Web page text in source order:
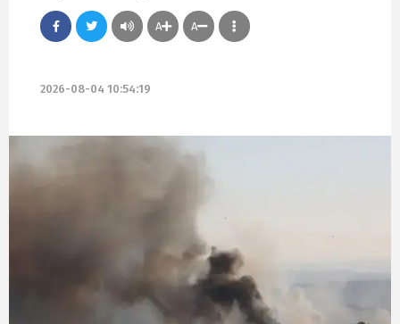
A A
2026-08-04 10:54:19